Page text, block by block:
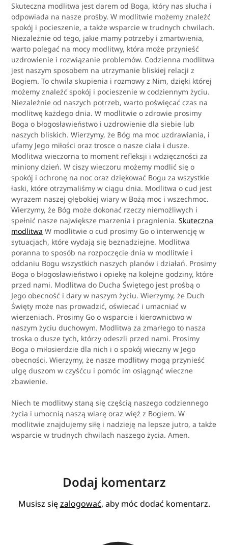
Skuteczna modlitwa jest darem od Boga, który nas słucha i
odpowiada na nasze prośby. W modlitwie możemy znaleźć
spokój i pocieszenie, a także wsparcie w trudnych chwilach.
Niezależnie od tego, jakie mamy potrzeby i zmartwienia,
warto polegać na mocy modlitwy, która może przynieść
uzdrowienie i rozwiązanie problemów. Codzienna modlitwa
jest naszym sposobem na utrzymanie bliskiej relacji z
Bogiem. To chwila skupienia i rozmowy z Nim, dzięki której
możemy znaleźć spokój i pocieszenie w codziennym życiu.
Niezależnie od naszych potrzeb, warto poświęcać czas na
modlitwę każdego dnia. W modlitwie o zdrowie prosimy
Boga o błogosławieństwo i uzdrowienie dla siebie lub
naszych bliskich. Wierzymy, że Bóg ma moc uzdrawiania, i
ufamy Jego miłości oraz trosce o nasze ciała i dusze.
Modlitwa wieczorna to moment refleksji i wdzięczności za
miniony dzień. W ciszy wieczoru możemy modlić się o
spokój i ochronę na noc oraz dziękować Bogu za wszystkie
łaski, które otrzymaliśmy w ciągu dnia. Modlitwa o cud jest
wyrazem naszej głębokiej wiary w Bożą moc i wszechmoc.
Wierzymy, że Bóg może dokonać rzeczy niemożliwych i
spełnić nasze największe marzenia i pragnienia.Skuteczna
modlitwa W modlitwie o cud prosimy Go o interwencję w
sytuacjach, które wydają się beznadziejne. Modlitwa
poranna to sposób na rozpoczęcie dnia w modlitwie i
oddaniu Bogu wszystkich naszych planów i działań. Prosimy
Boga o błogosławieństwo i opiekę na kolejne godziny, które
przed nami. Modlitwa do Ducha Świętego jest prośbą o
Jego obecność i dary w naszym życiu. Wierzymy, że Duch
Święty może nas prowadzić, oświecać i umacniać w
wierzeniach. Prosimy Go o wsparcie i kierownictwo w
naszym życiu duchowym. Modlitwa za zmarłego to nasza
troska o dusze tych, którzy odeszli przed nami. Prosimy
Boga o miłosierdzie dla nich i o spokój wieczny w Jego
obecności. Wierzymy, że nasze modlitwy mogą przynieść
ulgę duszom w czyśćcu i pomóc im osiągnąć wieczne
zbawienie.
Niech te modlitwy staną się częścią naszego codziennego
życia i umocnią naszą wiarę oraz więź z Bogiem. W
modlitwie znajdujemy siłę i nadzieję na lepsze jutro, a także
wsparcie w trudnych chwilach naszego życia. Amen.
Dodaj komentarz
Musisz sięzalogować, aby móc dodać komentarz.